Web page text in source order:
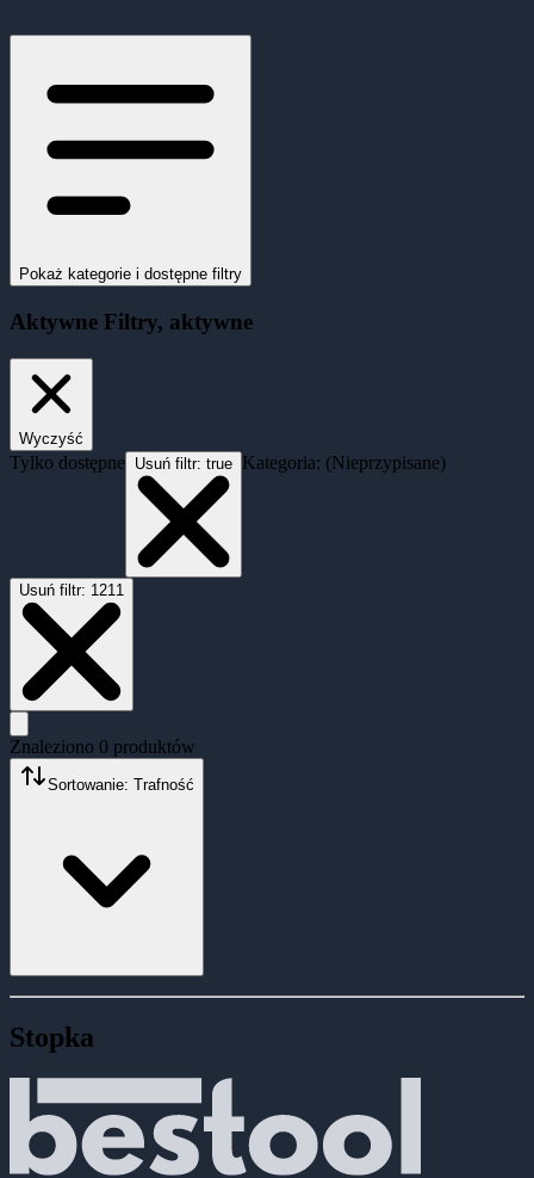
Pokaż kategorie i dostępne filtry
Aktywne Filtry, aktywne
Wyczyść
Tylko dostępne Usuń filtr: true Kategoria: (Nieprzypisane)
Usuń filtr: 1211
Znaleziono 0 produktów
Sortowanie: Trafność
Stopka